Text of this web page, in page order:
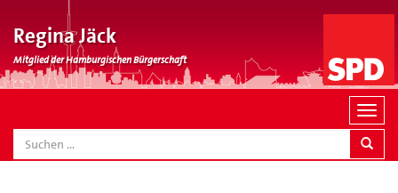
Regina Jäck
Mitglied der Hamburgischen Bürgerschaft
N
a
v
SEARCH